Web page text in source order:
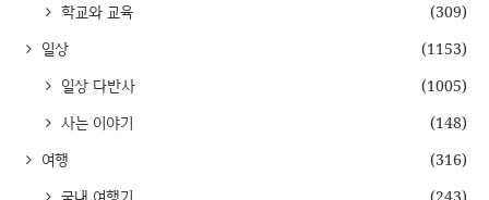
학교와 교육
(309)
일상
(1153)
일상 다반사
(1005)
사는 이야기
(148)
여행
(316)